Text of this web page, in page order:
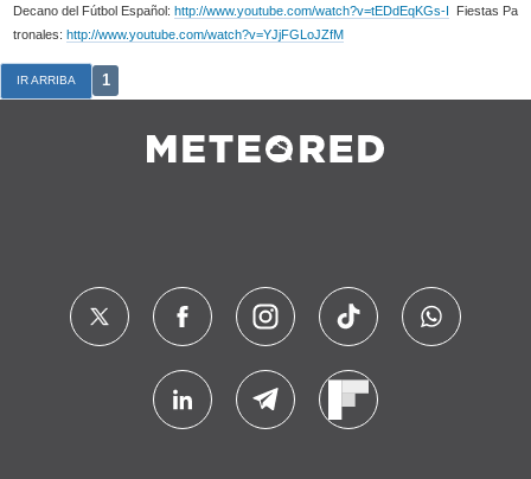
Decano del Fútbol Español: http://www.youtube.com/watch?v=tEDdEqKGs-I Fiestas Pa
tronales: http://www.youtube.com/watch?v=YJjFGLoJZfM
IR ARRIBA 1